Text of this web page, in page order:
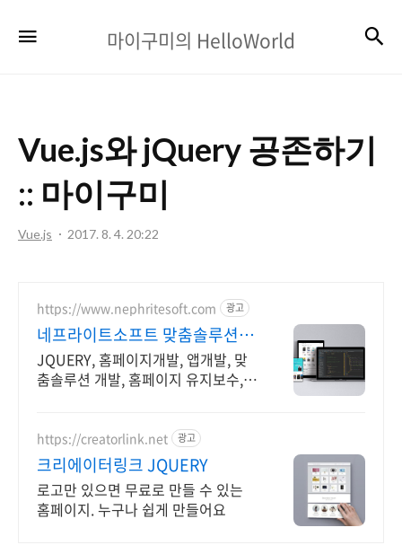
이
의
마이구미의 HelloWorld
Vue.js와 jQuery 공존하기
:: 마이구미
Vue.js 2017. 8. 4. 20:22
https://www.nephritesoft.com 광고
네프라이트소프트 맞춤솔루션개
발
JQUERY, 홈페이지개발, 앱개발, 맞
춤솔루션 개발, 홈페이지 유지보수,
https://creatorlink.net 광고
크리에이터링크 JQUERY
로고만 있으면 무료로 만들 수 있는
홈페이지. 누구나 쉽게 만들어요